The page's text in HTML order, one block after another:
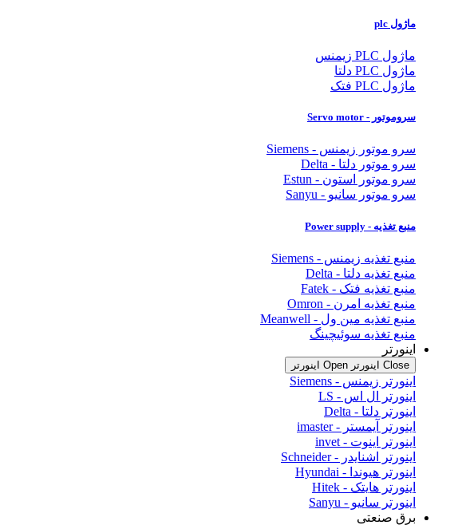
ماژول plc
ماژول PLC زیمنس
ماژول PLC دلتا
ماژول PLC فتک
سروموتور - Servo motor
سرو موتور زیمنس - Siemens
سرو موتور دلتا - Delta
سرو موتور استون - Estun
سرو موتور سانیو - Sanyu
منبع تغذیه - Power supply
منبع تغذیه زیمنس - Siemens
منبع تغذیه دلتا - Delta
منبع تغذیه فتک - Fatek
منبع تغذیه امرن - Omron
منبع تغذیه مین ول - Meanwell
منبع تغذیه سوئیچینگ
اینورتر
Close اینورتر Open اینورتر
اینورتر زیمنس - Siemens
اینورتر ال اس - LS
اینورتر دلتا - Delta
اینورتر آیمستر - imaster
اینورتر اینوت - invet
اینورتر اشنایدر - Schneider
اینورتر هیوندا - Hyundai
اینورتر هایتک - Hitek
اینورتر سانیو - Sanyu
برق صنعتی